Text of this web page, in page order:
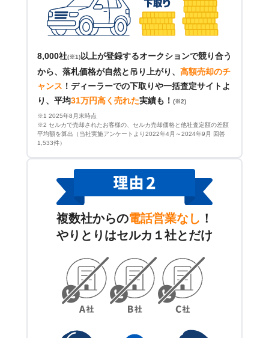
8,000社(※1)以上が登録するオークションで競り合う
から、落札価格が自然と吊り上がり、 高額売却のチ
ャンス ！ ディーラーでの下取りや一括査定サイトよ
り、平均31万円高く売れた実績も！ (※2)
※1 2025年8月末時点
※2 セルカで売却されたお客様の、セルカ売却価格と他社査定額の差額
平均額を算出（当社実施アンケートより2022年4月～2024年9月 回答
1,533件）
複数社からの電話営業なし ！
やりとりはセルカ１社とだけ